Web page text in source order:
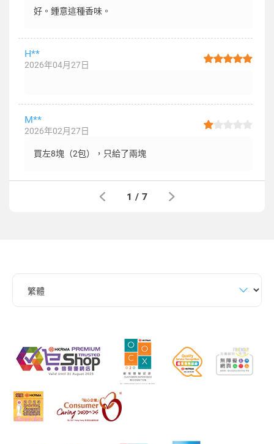
好。鍾意這種香味。
H**
2026年04月27日
M**
2026年02月27日
買左8塊（2包），只給了兩塊
1 / 7